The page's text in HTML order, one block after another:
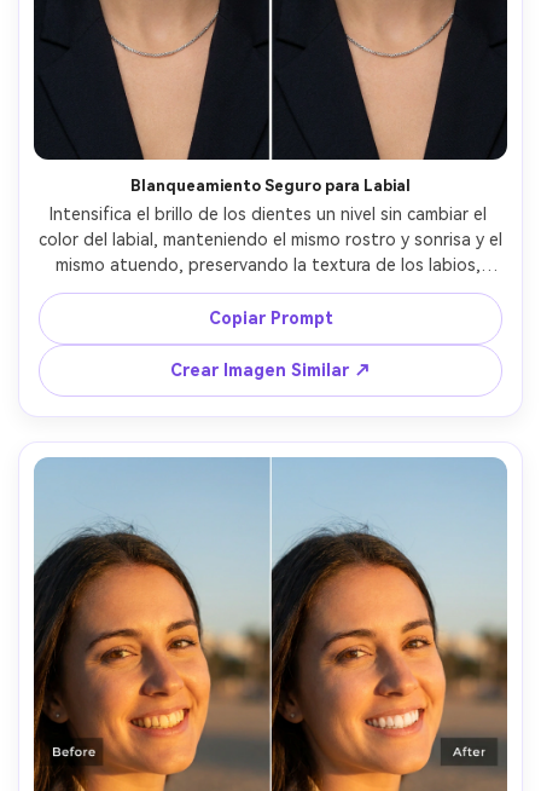
Blanqueamiento Seguro para Labial
Intensifica el brillo de los dientes un nivel sin cambiar el
color del labial, manteniendo el mismo rostro y sonrisa y el
mismo atuendo, preservando la textura de los labios,
color de encías y la iluminación original, busca un blanco
natural, no neón --ar 4:5
Copiar Prompt
Crear Imagen Similar ↗